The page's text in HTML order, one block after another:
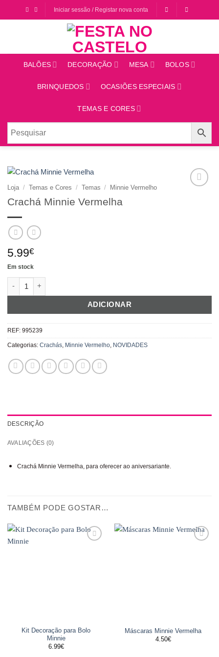
Iniciar sessão / Registar nova conta
BALÕES DECORAÇÃO MESA BOLOS
BRINQUEDOS OCASIÕES ESPECIAIS
TEMAS E CORES
Loja / Temas e Cores / Temas / Minnie Vermelho
Crachá Minnie Vermelha
5.99€
Em stock
ADICIONAR
REF: 995239
Categorias: Crachás, Minnie Vermelho, NOVIDADES
DESCRIÇÃO
AVALIAÇÕES (0)
Crachá Minnie Vermelha, para oferecer ao aniversariante.
TAMBÉM PODE GOSTAR…
Kit Decoração para Bolo
Minnie
6.99€
Máscaras Minnie Vermelha
4.50€